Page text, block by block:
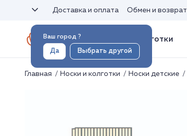
Ваш город ?
Да Выбрать другой
Доставка и оплата Обмен и возврат
Носки и колготки
Главная Носки и колготки Носки детские